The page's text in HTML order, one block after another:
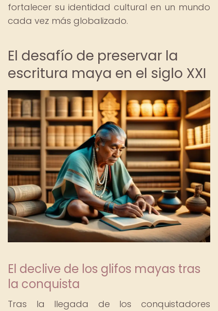
fortalecer su identidad cultural en un mundo
cada vez más globalizado.
El desafío de preservar la
escritura maya en el siglo XXI
El declive de los glifos mayas tras
la conquista
Tras la llegada de los conquistadores